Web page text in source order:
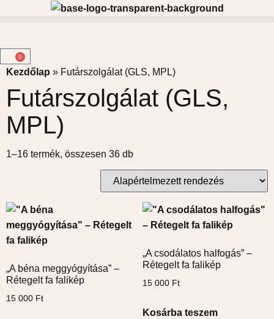
0
Kezdőlap » Futárszolgálat (GLS, MPL)
Futárszolgálat (GLS,
MPL)
1–16 termék, összesen 36 db
„A béna meggyógyítása” –
Rétegelt fa falikép
15 000 Ft
„A csodálatos halfogás” –
Rétegelt fa falikép
15 000 Ft
Kosárba teszem